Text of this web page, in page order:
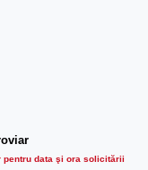
pentru data şi ora solicitării